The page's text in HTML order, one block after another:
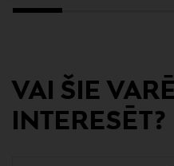
Perämiehenkatu 10-12 F
Digitālā adrese
VAI ŠIE
INTERESĒT?